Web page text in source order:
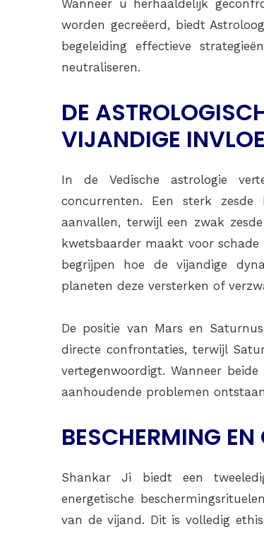
Wanneer u herhaaldelijk
worden gecreëerd, biedt
begeleiding effectieve
neutraliseren.
DE
VIJANDIGE
In de Vedische astrologie
concurrenten. Een sterk
aanvallen, terwijl een zwak
kwetsbaarder maakt voor
begrijpen hoe de vijandige
planeten deze versterken of
De positie van Mars en
directe confrontaties, terwijl
vertegenwoordigt. Wanneer
aanhoudende problemen
BESCHERMING
Shankar Ji biedt een
energetische
van de vijand. Dit is volledig